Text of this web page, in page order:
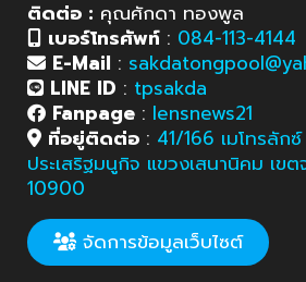
ติดต่อ : คุณศักดา ทองพูล
เบอร์โทรศัพท์ : 084-113-4144
E-Mail :
LINE ID : tpsakda
Fanpage : lensnews21
ที่อยู่ติดต่อ : 41/166 เมโทรลัก
ประเสริฐมนูกิจ แขวงเสนานิคม เข
10900
จัดการข้อมูลเว็บไซต์